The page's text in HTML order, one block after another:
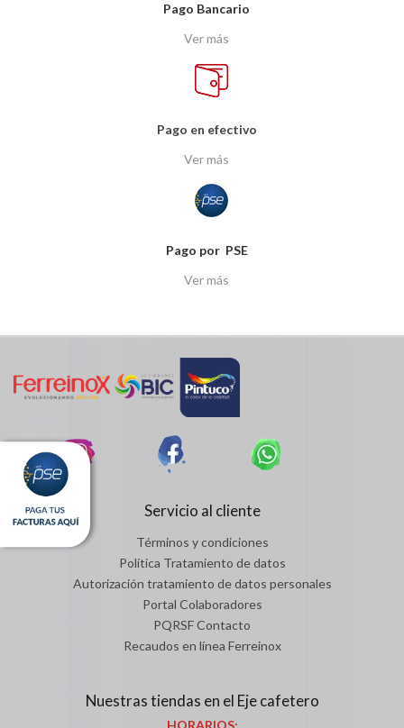
Pago Bancario
Ver más
Pago en efectivo
Ver más
Pago por PSE
Ver más
Servicio al cliente
Términos y condiciones
Política Tratamiento de datos
Autorización tratamiento de datos personales
Portal Colaboradores
PQRSF Contacto
Recaudos en línea Ferreinox
Nuestras tiendas en el Eje cafetero